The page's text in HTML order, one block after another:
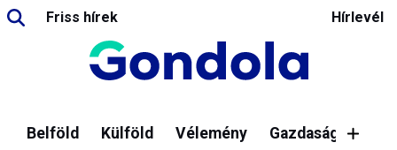
Friss hírek Hírlevél
Belföld Külföld Vélemény Gazdaság